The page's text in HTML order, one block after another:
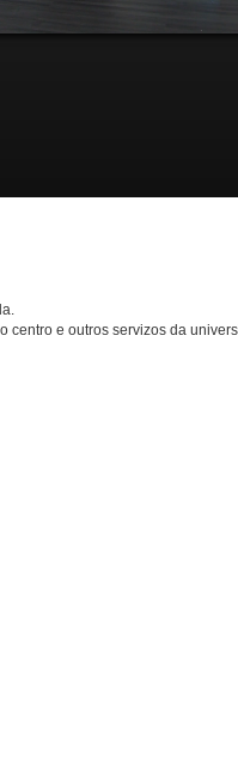
centro e outros servizos da